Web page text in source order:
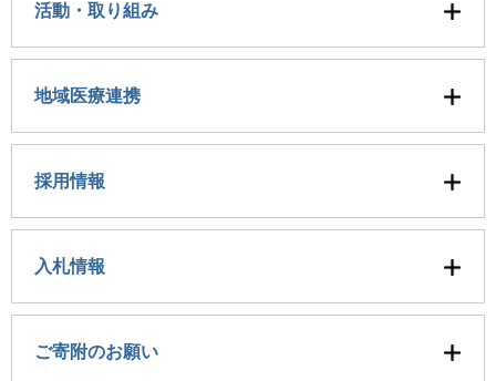
活動・取り組み
地域医療連携
採用情報
入札情報
ご寄附のお願い